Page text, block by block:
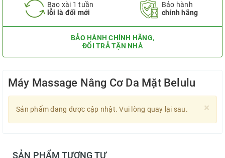
Bao xài 1 tuần
lỗi là đổi mới
Bảo hành
chính hãng
BẢO HÀNH CHÍNH HÃNG,
ĐỔI TRẢ TẬN NHÀ
Máy Massage Nâng Cơ Da Mặt Belulu
×
Sản phẩm đang được cập nhật. Vui lòng quay lại sau.
SẢN PHẨM TƯƠNG TỰ